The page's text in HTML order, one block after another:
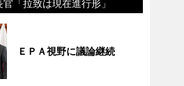
「拉致は現在進行形」
ＥＰＡ視野に議論継続